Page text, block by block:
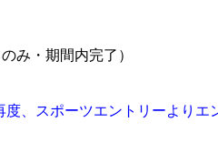
み・期間内完了）
、スポーツエントリーより